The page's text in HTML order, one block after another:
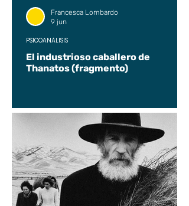
El industrioso caballero de
Thanatos (fragmento)
PSICOANÁLISIS
Francesca Lombardo
9 jun